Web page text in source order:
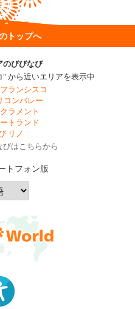
トップへ
のびびなび
から近いエリアを表示中
ランシスコ
コンバレー
ラメント
トランド
リノ
はこちらから
トフォン版